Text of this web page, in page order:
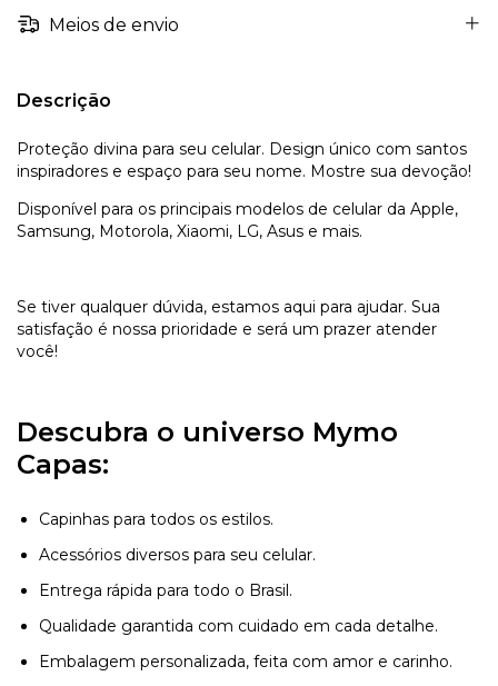
Meios de envio
Descrição
Proteção divina para seu celular. Design único com santos
inspiradores e espaço para seu nome. Mostre sua devoção!
Disponível para os principais modelos de celular da Apple,
Samsung, Motorola, Xiaomi, LG, Asus e mais.
Se tiver qualquer dúvida, estamos aqui para ajudar. Sua
satisfação é nossa prioridade e será um prazer atender
você!
Descubra o universo Mymo
Capas:
Capinhas para todos os estilos.
Acessórios diversos para seu celular.
Entrega rápida para todo o Brasil.
Qualidade garantida com cuidado em cada detalhe.
Embalagem personalizada, feita com amor e carinho.